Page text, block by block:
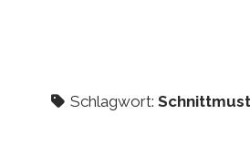
Schlagwort: